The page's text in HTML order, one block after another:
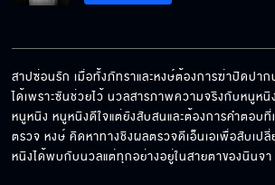
สาปซ่อนรัก EP.10[7/8]
สาปซ่อนรัก เมื่อทั้งภัทราและหงษ์ต้องการฆ่าปิดปา
ได้เพราะซันช่วยไว้ นวลสารภาพความจริงกับหนูหนิ
หนูหนิง หนูหนิงดีใจแต่ยังสับสนและต้องการคำตอบ
ตรวจ หงษ์ คิดหาทางชิงผลตรวจดีเอ็นเอเพื่อสับเป
หนิงได้พบกับนวลแต่ทุกอย่างอยู่ในสายตาของนินจา